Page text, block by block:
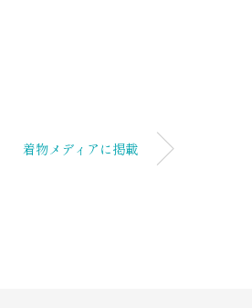
着物メディアに掲載